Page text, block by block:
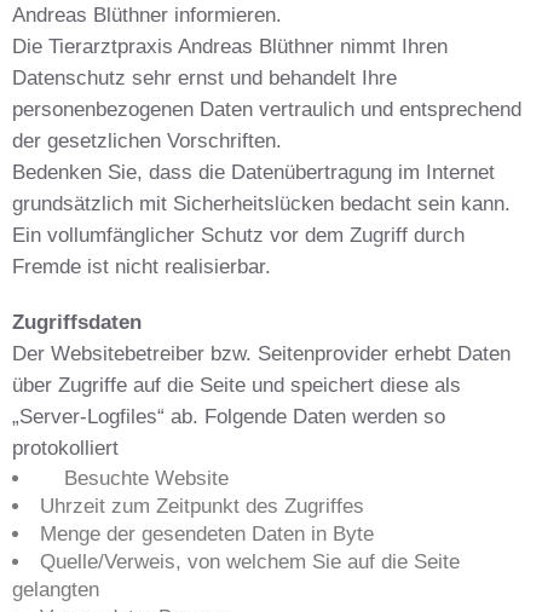
Andreas Blüthner informieren.
Die Tierarztpraxis Andreas Blüthner nimmt Ihren
Datenschutz sehr ernst und behandelt Ihre
personenbezogenen Daten vertraulich und entsprechend
der gesetzlichen Vorschriften.
Bedenken Sie, dass die Datenübertragung im Internet
grundsätzlich mit Sicherheitslücken bedacht sein kann.
Ein vollumfänglicher Schutz vor dem Zugriff durch
Fremde ist nicht realisierbar.
Zugriffsdaten
Der Websitebetreiber bzw. Seitenprovider erhebt Daten
über Zugriffe auf die Seite und speichert diese als
„Server-Logfiles“ ab. Folgende Daten werden so
protokolliert
Besuchte Website
Uhrzeit zum Zeitpunkt des Zugriffes
Menge der gesendeten Daten in Byte
Quelle/Verweis, von welchem Sie auf die Seite
gelangten